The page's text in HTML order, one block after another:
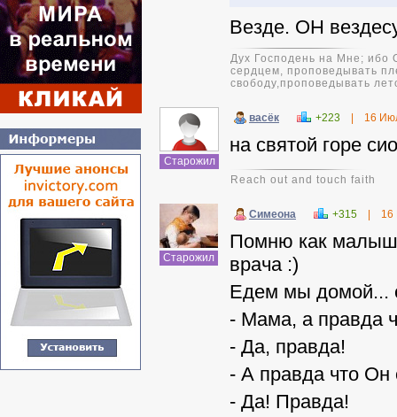
Везде. ОН
Дух Господень на Мне; ибо
сердцем, проповедывать
свободу,проповедывать
Старожил
васёк +223 16
на святой горе
Reach out and touch faith
Старожил
Симeонa +315 16
Помню как малыш
врача :)
Едем мы домой...
- Мама, а правда
- Да, правда!
- А правда что
- Да! Правда!